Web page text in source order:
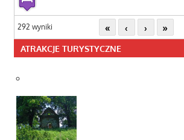
292 wyniki « ‹ › »
ATRAKCJE TURYSTYCZNE